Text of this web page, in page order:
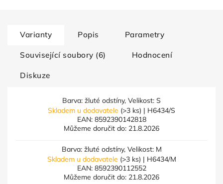
Varianty Popis Parametry
Související soubory (6) Hodnocení
Diskuze
Barva: žluté odstíny, Velikost: S
Skladem u dodavatele (>3 ks) | H6434/S
EAN: 8592390142818
Můžeme doručit do: 21.8.2026
Barva: žluté odstíny, Velikost: M
Skladem u dodavatele (>3 ks) | H6434/M
EAN: 8592390112552
Můžeme doručit do: 21.8.2026